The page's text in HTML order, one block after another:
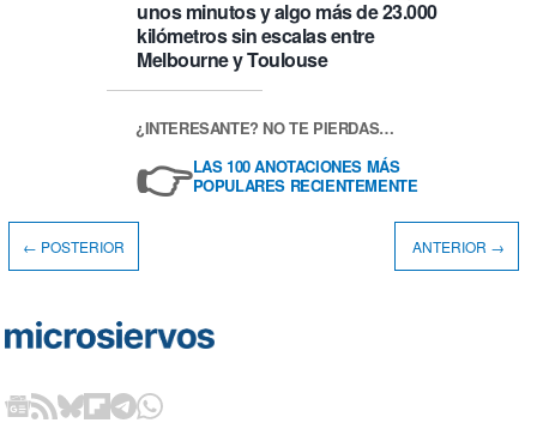
unos minutos y algo más de 23.000
kilómetros sin escalas entre
Melbourne y Toulouse
¿INTERESANTE? NO TE PIERDAS…
👉LAS 100 ANOTACIONES MÁS
POPULARES RECIENTEMENTE
← POSTERIOR ANTERIOR →